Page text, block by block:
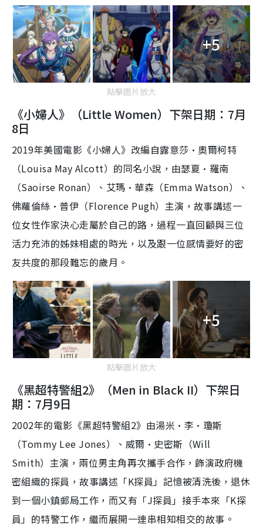
+5
點擊圖片放大
《小婦人》（Little Women）下架日期：7月
8日
2019年美國電影《小婦人》改編自露意莎·奧爾柯特
（Louisa May Alcott）的同名小說，由瑟夏·羅南
（Saoirse Ronan）、艾瑪·華森（Emma Watson）、
佛蘿倫絲·普伊（Florence Pugh）主演，故事講述一
位女性作家決心走屬於自己的路，過程一直回顧與三位
活力充沛的姊妹相處的時光，以及跟一位感情要好的密
友共度的那段難忘的歲月。
+5
點擊圖片放大
《黑超特警組2》（Men in Black II）下架日
期：7月9日
2002年的電影《黑超特警組2》由湯米·李·瓊斯
（Tommy Lee Jones）、威爾·史密斯（Will
Smith）主演，兩位男主角再次攜手合作，飾演政府機
密組織的探員，故事講述「K探員」記憶被清洗後，退休
到一個小鎮郵局工作，而又有「J探員」接手本來「K探
員」的特警工作，繼而展開一連串相知相交的故事。